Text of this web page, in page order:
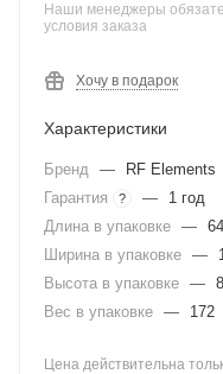
Наши менеджеры
условия заказа
Хочу в подарок
Характеристики
Бренд —
RF Elements
Гарантия
? —
1 год
Длина в упаковке — 64
Ширина в упаковке —
Высота в упаковке —
Вес в упаковке — 172
Цена действительна